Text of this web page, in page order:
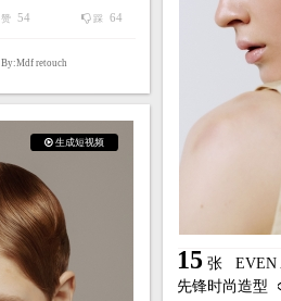
踩 64
赞 54
By:Mdf retouch
15 张EVEN
先锋时尚造型
生成短视频